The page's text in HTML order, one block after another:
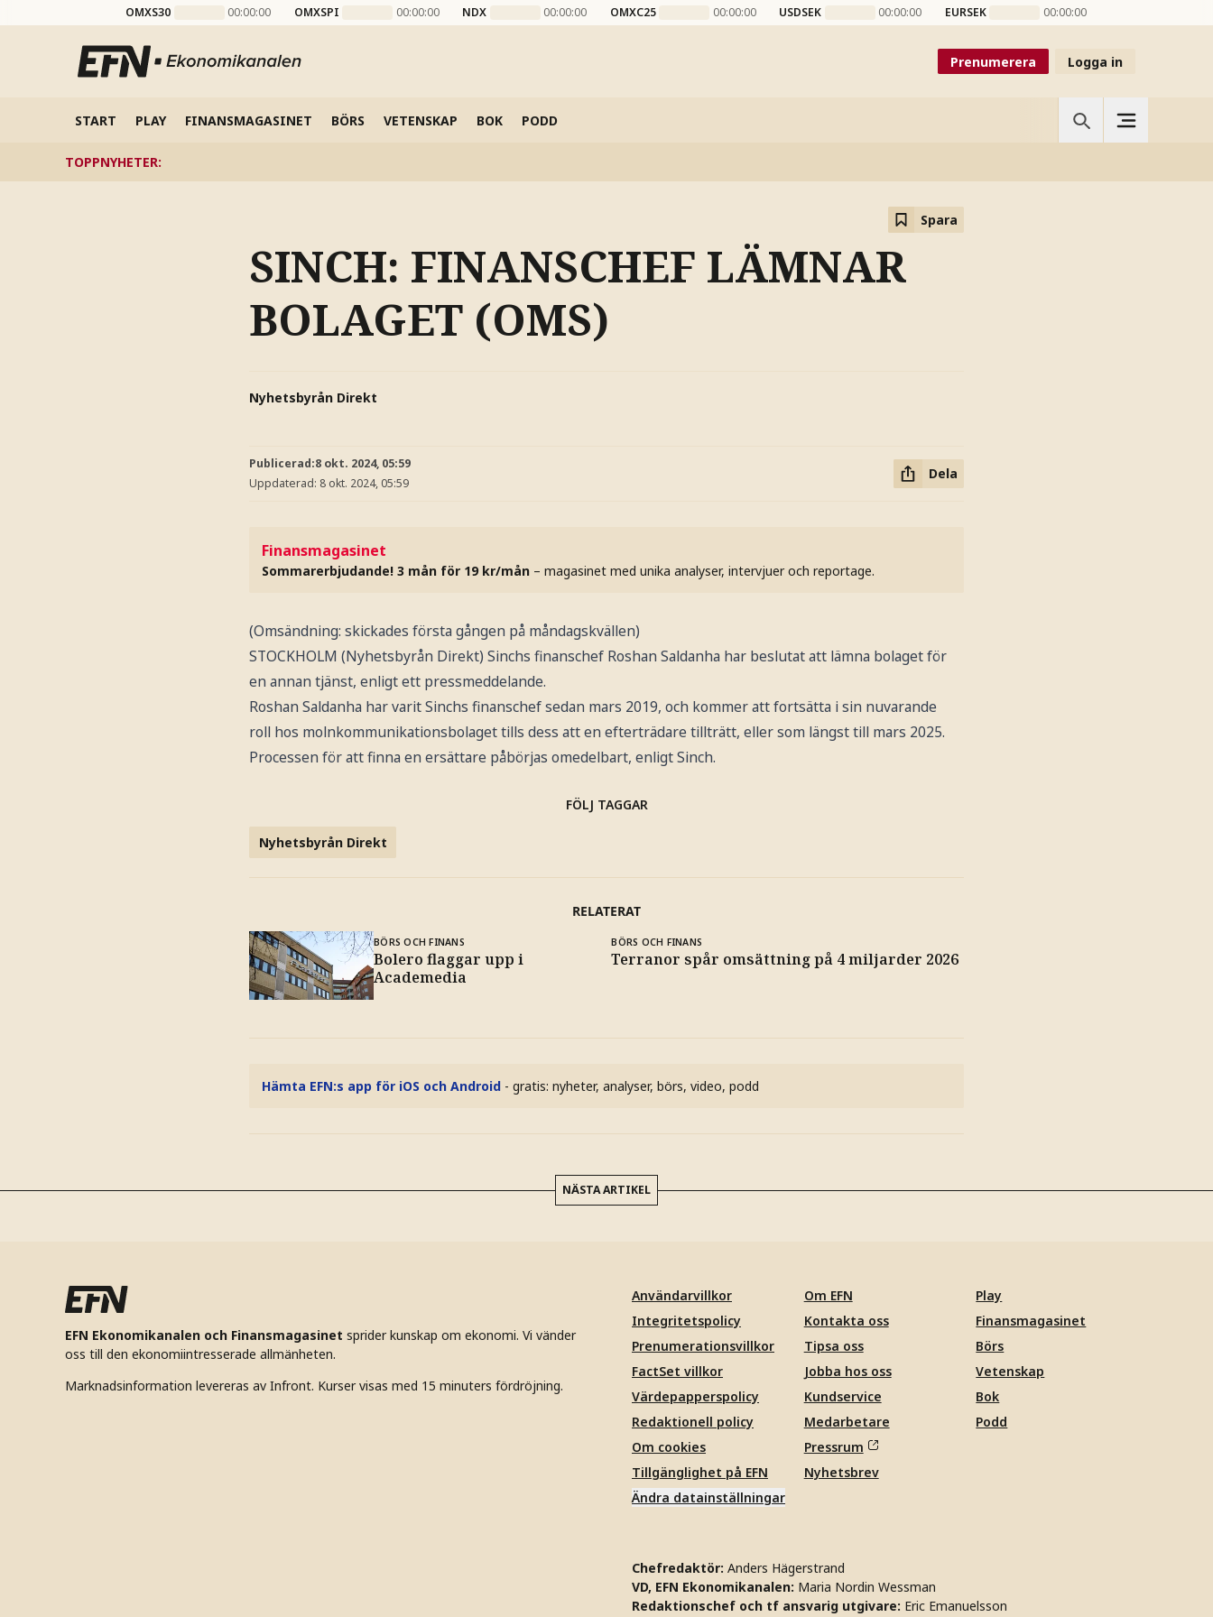
OMXS30 00:00:00 OMXSPI 00:00:00 NDX 00:00:00 OMXC25 00:00:00 USDSEK 00:00:00 EURSEK 00:00:00
Prenumerera Logga in
START PLAY FINANSMAGASINET BÖRS VETENSKAP BOK PODD
TOPPNYHETER:
Spara
SINCH: FINANSCHEF LÄMNAR
BOLAGET (OMS)
Nyhetsbyrån Direkt
Publicerad:8 okt. 2024, 05:59
Uppdaterad: 8 okt. 2024, 05:59
Dela
Finansmagasinet
Sommarerbjudande! 3 mån för 19 kr/mån – magasinet med unika analyser, intervjuer och reportage.
(Omsändning: skickades första gången på måndagskvällen)
STOCKHOLM (Nyhetsbyrån Direkt) Sinchs finanschef Roshan Saldanha har beslutat att lämna bolaget för
en annan tjänst, enligt ett pressmeddelande.
Roshan Saldanha har varit Sinchs finanschef sedan mars 2019, och kommer att fortsätta i sin nuvarande
roll hos molnkommunikationsbolaget tills dess att en efterträdare tillträtt, eller som längst till mars 2025.
Processen för att finna en ersättare påbörjas omedelbart, enligt Sinch.
FÖLJ TAGGAR
Nyhetsbyrån Direkt
RELATERAT
BÖRS OCH FINANS
Bolero flaggar upp i
Academedia
BÖRS OCH FINANS
Terranor spår omsättning på 4 miljarder 2026
Hämta EFN:s app för iOS och Android - gratis: nyheter, analyser, börs, video, podd
NÄSTA ARTIKEL
EFN Ekonomikanalen och Finansmagasinet sprider kunskap om ekonomi. Vi vänder
oss till den ekonomiintresserade allmänheten.
Marknadsinformation levereras av Infront. Kurser visas med 15 minuters fördröjning.
Användarvillkor
Integritetspolicy
Prenumerationsvillkor
FactSet villkor
Värdepapperspolicy
Redaktionell policy
Om cookies
Tillgänglighet på EFN
Ändra datainställningar
Om EFN
Kontakta oss
Tipsa oss
Jobba hos oss
Kundservice
Medarbetare
Pressrum
Nyhetsbrev
Play
Finansmagasinet
Börs
Vetenskap
Bok
Podd
Chefredaktör: Anders Hägerstrand
VD, EFN Ekonomikanalen: Maria Nordin Wessman
Redaktionschef och tf ansvarig utgivare: Eric Emanuelsson